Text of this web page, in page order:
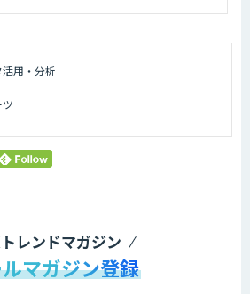
用・分析
ツ
レンドマガジン
マガジン登録